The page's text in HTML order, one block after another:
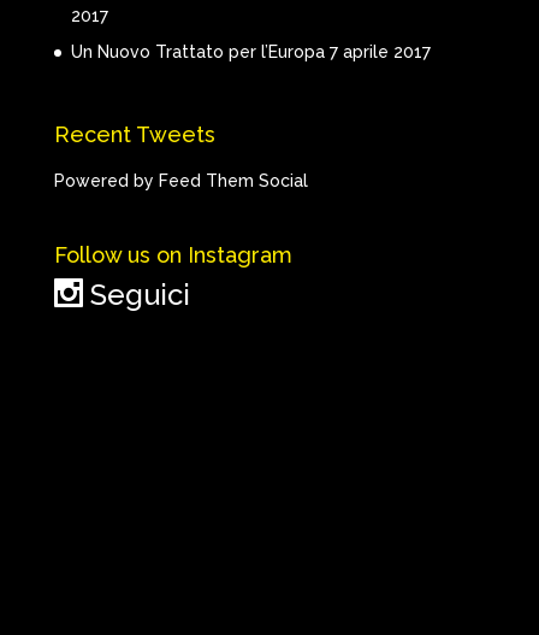
2017
Un Nuovo Trattato per l’Europa 7 aprile 2017
Recent Tweets
Powered by Feed Them Social
Follow us on Instagram
Seguici